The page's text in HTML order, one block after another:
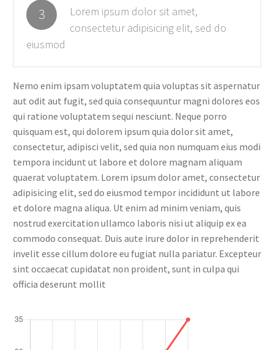
3
Lorem ipsum dolor sit amet,
consectetur adipisicing elit, sed do
eiusmod
Nemo enim ipsam voluptatem quia voluptas sit aspernatur
aut odit aut fugit, sed quia consequuntur magni dolores eos
qui ratione voluptatem sequi nesciunt. Neque porro
quisquam est, qui dolorem ipsum quia dolor sit amet,
consectetur, adipisci velit, sed quia non numquam eius modi
tempora incidunt ut labore et dolore magnam aliquam
quaerat voluptatem. Lorem ipsum dolor amet, consectetur
adipisicing elit, sed do eiusmod tempor incididunt ut labore
et dolore magna aliqua. Ut enim ad minim veniam, quis
nostrud exercitation ullamco laboris nisi ut aliquip ex ea
commodo consequat. Duis aute irure dolor in reprehenderit
invelit esse cillum dolore eu fugiat nulla pariatur. Excepteur
sint occaecat cupidatat non proident, sunt in culpa qui
officia deserunt mollit